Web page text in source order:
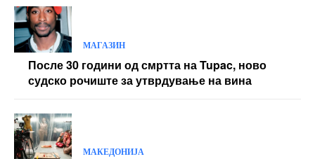
МАГАЗИН
После 30 години од смртта на Tupac, ново
судско рочиште за утврдување на вина
МАКЕДОНИЈА